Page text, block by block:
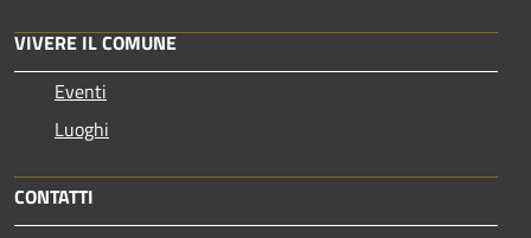
VIVERE IL COMUNE
Eventi
Luoghi
CONTATTI